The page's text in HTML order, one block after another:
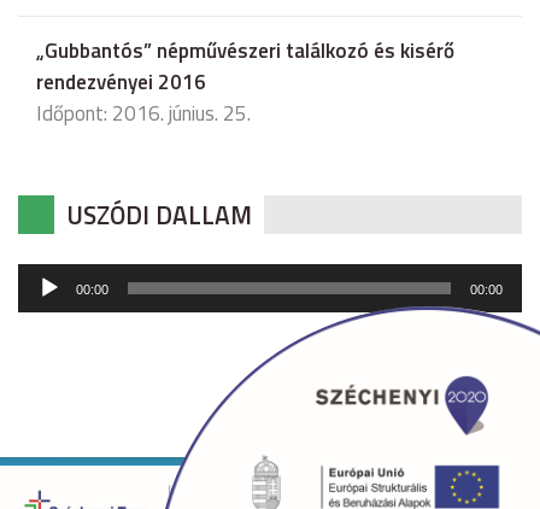
„Gubbantós” népművészeri találkozó és kisérő
rendezvényei 2016
Időpont: 2016. június. 25.
USZÓDI DALLAM
Audió
lejátszó
00:00 00:00
Copyright © 2026 uszod.hu Minden jog fenntartva. •